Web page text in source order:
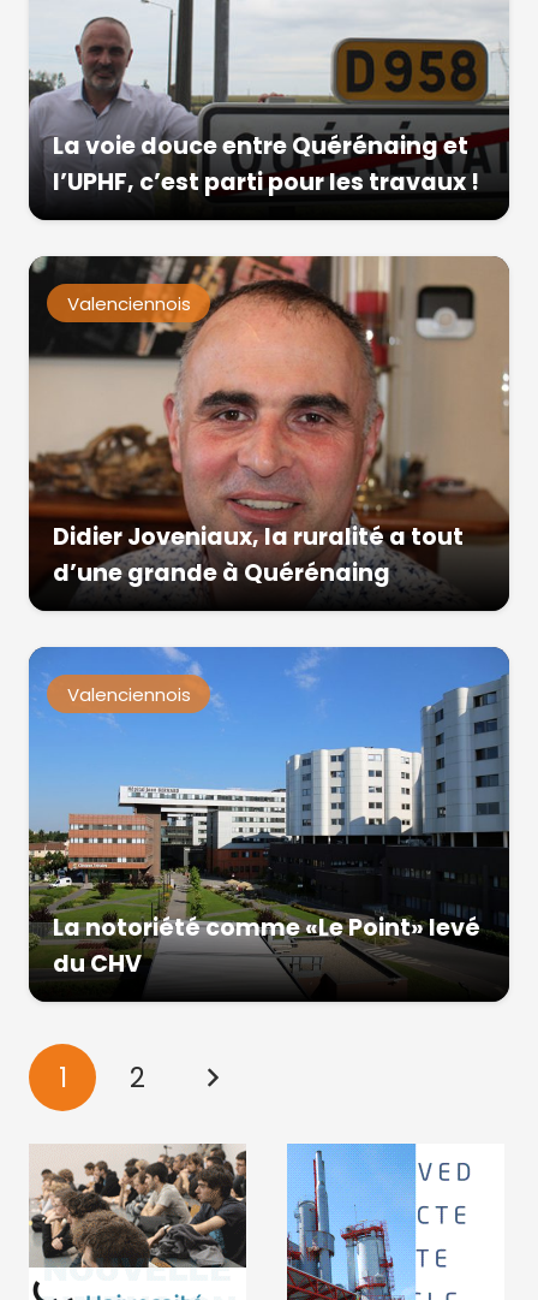
La voie douce entre Quérénaing et
l’UPHF, c’est parti pour les travaux !
Valenciennois
Didier Joveniaux, la ruralité a tout
d’une grande à Quérénaing
Valenciennois
La notoriété comme «Le Point» levé
du CHV
1 2